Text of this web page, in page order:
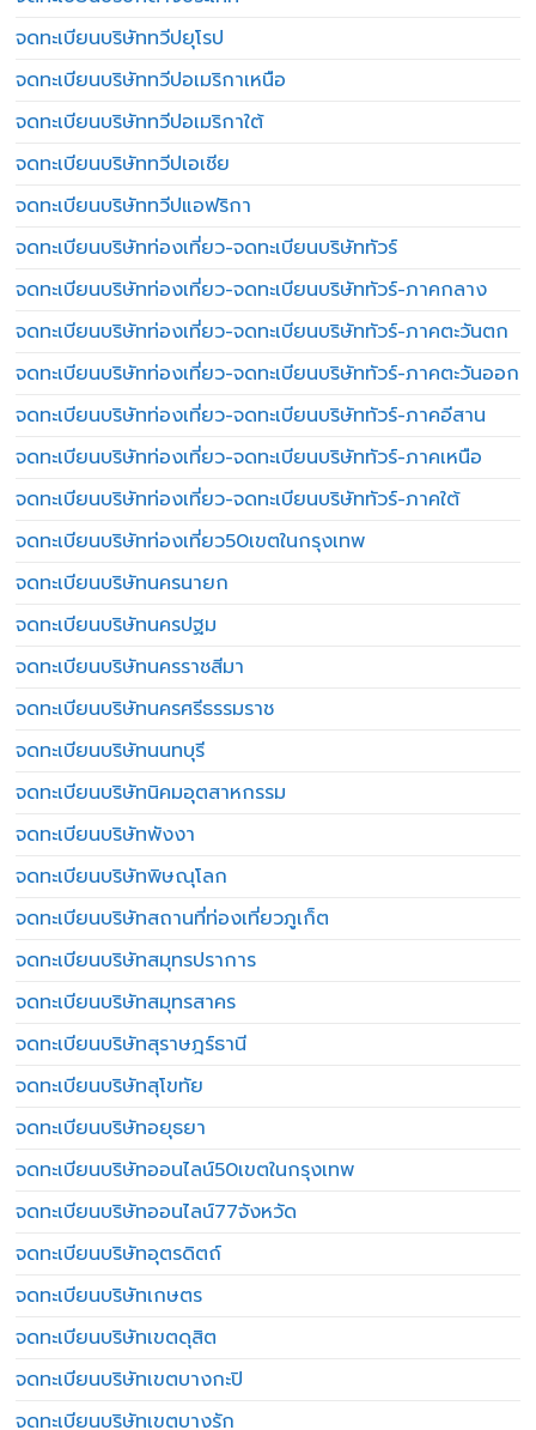
จดทะเบียนบริษัททวีปยุโรป
จดทะเบียนบริษัททวีปอเมริกาเหนือ
จดทะเบียนบริษัททวีปอเมริกาใต้
จดทะเบียนบริษัททวีปเอเชีย
จดทะเบียนบริษัททวีปแอฟริกา
จดทะเบียนบริษัทท่องเที่ยว-จดทะเบียนบริษัททัวร์
จดทะเบียนบริษัทท่องเที่ยว-จดทะเบียนบริษัททัวร์-ภาคกลาง
จดทะเบียนบริษัทท่องเที่ยว-จดทะเบียนบริษัททัวร์-ภาคตะวันตก
จดทะเบียนบริษัทท่องเที่ยว-จดทะเบียนบริษัททัวร์-ภาคตะวันออก
จดทะเบียนบริษัทท่องเที่ยว-จดทะเบียนบริษัททัวร์-ภาคอีสาน
จดทะเบียนบริษัทท่องเที่ยว-จดทะเบียนบริษัททัวร์-ภาคเหนือ
จดทะเบียนบริษัทท่องเที่ยว-จดทะเบียนบริษัททัวร์-ภาคใต้
จดทะเบียนบริษัทท่องเที่ยว50เขตในกรุงเทพ
จดทะเบียนบริษัทนครนายก
จดทะเบียนบริษัทนครปฐม
จดทะเบียนบริษัทนครราชสีมา
จดทะเบียนบริษัทนครศรีธรรมราช
จดทะเบียนบริษัทนนทบุรี
จดทะเบียนบริษัทนิคมอุตสาหกรรม
จดทะเบียนบริษัทพังงา
จดทะเบียนบริษัทพิษณุโลก
จดทะเบียนบริษัทสถานที่ท่องเที่ยวภูเก็ต
จดทะเบียนบริษัทสมุทรปราการ
จดทะเบียนบริษัทสมุทรสาคร
จดทะเบียนบริษัทสุราษฎร์ธานี
จดทะเบียนบริษัทสุโขทัย
จดทะเบียนบริษัทอยุธยา
จดทะเบียนบริษัทออนไลน์50เขตในกรุงเทพ
จดทะเบียนบริษัทออนไลน์77จังหวัด
จดทะเบียนบริษัทอุตรดิตถ์
จดทะเบียนบริษัทเกษตร
จดทะเบียนบริษัทเขตดุสิต
จดทะเบียนบริษัทเขตบางกะปิ
จดทะเบียนบริษัทเขตบางรัก